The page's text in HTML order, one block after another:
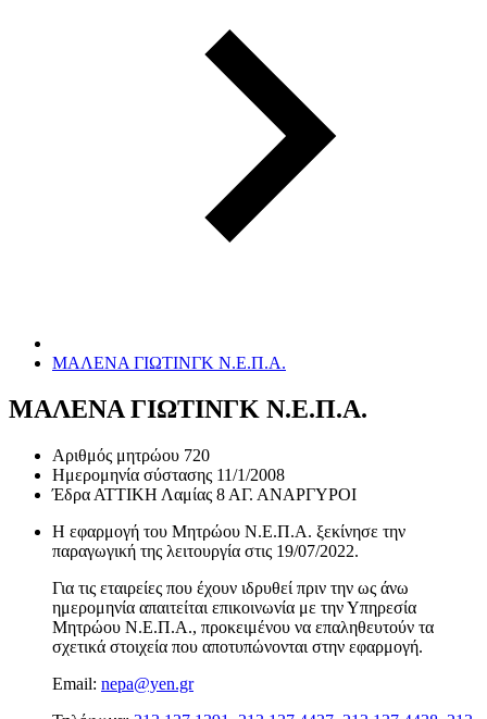
ΜΑΛΕΝΑ ΓΙΩΤΙΝΓΚ Ν.Ε.Π.Α.
ΜΑΛΕΝΑ ΓΙΩΤΙΝΓΚ Ν.Ε.Π.Α.
Αριθμός μητρώου 720
Ημερομηνία σύστασης 11/1/2008
Έδρα ΑΤΤΙΚΗ Λαμίας 8 ΑΓ. ΑΝΑΡΓΥΡΟΙ
Η εφαρμογή του Μητρώου Ν.Ε.Π.Α. ξεκίνησε την
παραγωγική της λειτουργία στις 19/07/2022.
Για τις εταιρείες που έχουν ιδρυθεί πριν την ως άνω
ημερομηνία απαιτείται επικοινωνία με την Υπηρεσία
Μητρώου Ν.Ε.Π.Α., προκειμένου να επαληθευτούν τα
σχετικά στοιχεία που αποτυπώνονται στην εφαρμογή.
Email: nepa@yen.gr